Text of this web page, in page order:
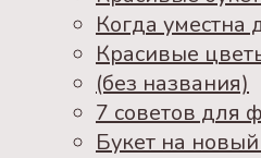
Когда уместна
Красивые
(без названия)
7 советов для
Букет на